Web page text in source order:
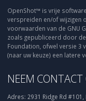
OpenShot™ is vrije
verspreiden en/of wijzigen
voorwaarden van de GNU
zoals gepubliceerd door
Foundation, ofwel versie 3
(naar uw keuze) een latere
NEEM CONTACT
Adres: 2931 Ridge Rd